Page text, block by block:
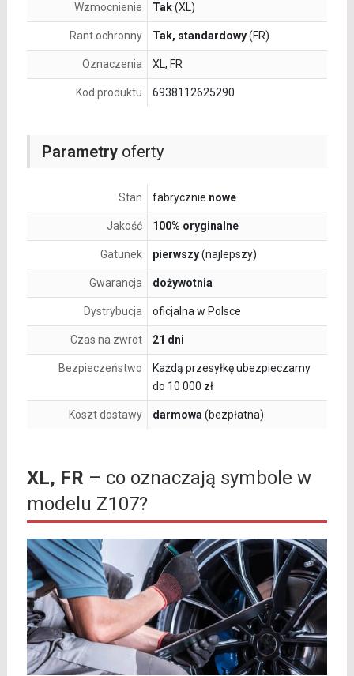
Parametryoferty
Stan fabrycznie nowe
Jakość 100% oryginalne
Gatunek pierwszy(najlepszy)
Gwarancja dożywotnia
Dystrybucja oficjalna w Polsce
Czas na zwrot 21 dni
Bezpieczeństwo
Każdą przesyłkę ubezpieczamy
do 10 000 zł
Koszt dostawy darmowa (bezpłatna)
Wzmocnienie Tak(XL)
Rant ochronny Tak, standardowy(FR)
Oznaczenia XL, FR
Kod produktu 6938112625290
XL, FR – co oznaczają symbole w
modelu Z107?